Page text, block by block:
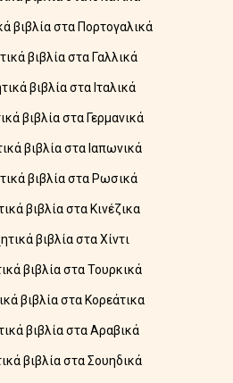
βιβλία στα Πορτογαλικά
βιβλία στα Γαλλικά
βιβλία στα Ιταλικά
βιβλία στα Γερμανικά
βιβλία στα Ιαπωνικά
βιβλία στα Ρωσικά
βιβλία στα Κινέζικα
βιβλία στα Χίντι
βιβλία στα Τουρκικά
βιβλία στα Κορεάτικα
βιβλία στα Αραβικά
βιβλία στα Σουηδικά